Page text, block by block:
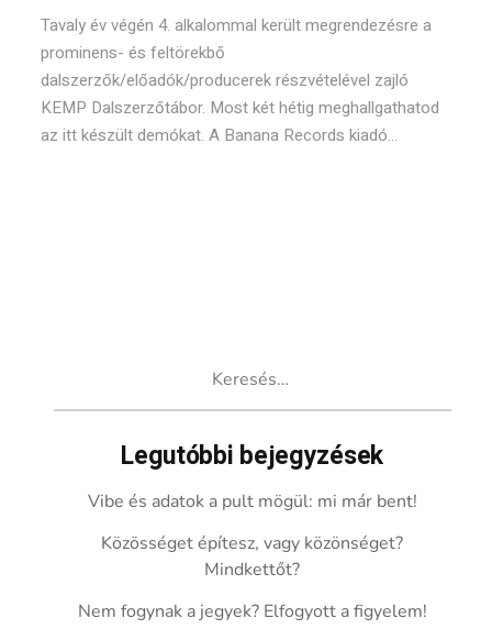
Tavaly év végén 4. alkalommal került megrendezésre a
prominens- és feltörekbő
dalszerzők/előadók/producerek részvételével zajló
KEMP Dalszerzőtábor. Most két hétig meghallgathatod
az itt készült demókat. A Banana Records kiadó...
Legutóbbi bejegyzések
Vibe és adatok a pult mögül: mi már bent!
Közösséget építesz, vagy közönséget?
Mindkettőt?
Nem fogynak a jegyek? Elfogyott a figyelem!